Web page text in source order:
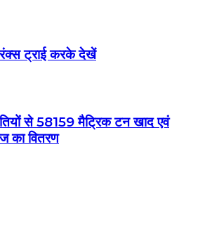
ट्राई करके देखें
से 58159 मैट्रिक टन खाद एवं
का वितरण